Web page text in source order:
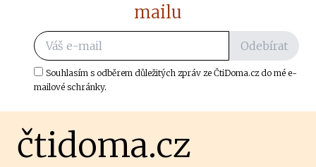
mailu
Odebírat
Souhlasím s odběrem důležitých zpráv ze ČtiDoma.cz do mé e-
mailové schránky.
čtidoma.cz